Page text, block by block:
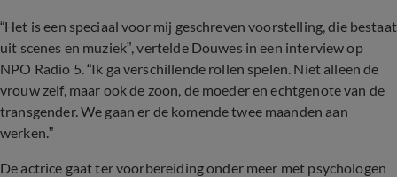
“Het is een speciaal voor mij geschreven voorstelling, die bestaat
uit scenes en muziek”, vertelde Douwes in een interview op
NPO Radio 5. “Ik ga verschillende rollen spelen. Niet alleen de
vrouw zelf, maar ook de zoon, de moeder en echtgenote van de
transgender. We gaan er de komende twee maanden aan
werken.”
De actrice gaat ter voorbereiding onder meer met psychologen